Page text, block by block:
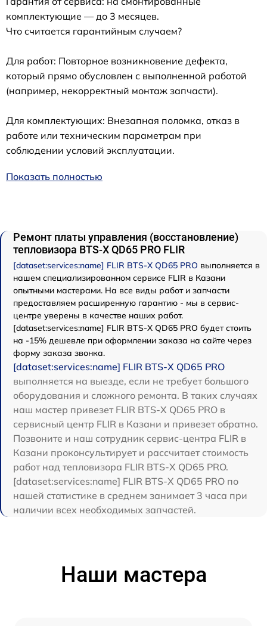
комплектующие — до 3 месяцев.
Что считается гарантийным случаем?
Для работ: Повторное возникновение дефекта,
который прямо обусловлен с выполненной работой
(например, некорректный монтаж запчасти).
Для комплектующих: Внезапная поломка, отказ в
работе или техническим параметрам при
соблюдении условий эксплуатации.
Показать полностью
Ремонт платы управления (восстановление)
тепловизора BTS-X QD65 PRO FLIR
[dataset:services:name] FLIR BTS-X QD65 PRO выполняется в
нашем специализированном сервисе FLIR в Казани
опытными мастерами. На все виды работ и запчасти
предоставляем расширенную гарантию - мы в сервис-
центре уверены в качестве наших работ.
[dataset:services:name] FLIR BTS-X QD65 PRO будет стоить
на -15% дешевле при оформлении заказа на сайте через
форму заказа звонка.
[dataset:services:name] FLIR BTS-X QD65 PRO
выполняется на выезде, если не требует большого
оборудования и сложного ремонта. В таких случаях
наш мастер привезет FLIR BTS-X QD65 PRO в
сервисный центр FLIR в Казани и привезет обратно.
Позвоните и наш сотрудник сервис-центра FLIR в
Казани проконсультирует и рассчитает стоимость
работ над тепловизора FLIR BTS-X QD65 PRO.
[dataset:services:name] FLIR BTS-X QD65 PRO по
нашей статистике в среднем занимает 3 часа при
наличии всех необходимых запчастей.
Наши мастера